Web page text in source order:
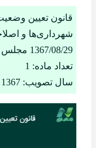
قانون تعیین
شهرداری‌ها و
1367/08/29 مجلس شورای اسلامی
تعداد ماده: 1
سال تصویب: 1367